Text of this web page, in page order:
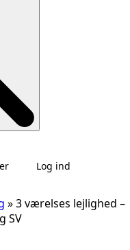
Log ind
»3 værelses lejlighed –
SV